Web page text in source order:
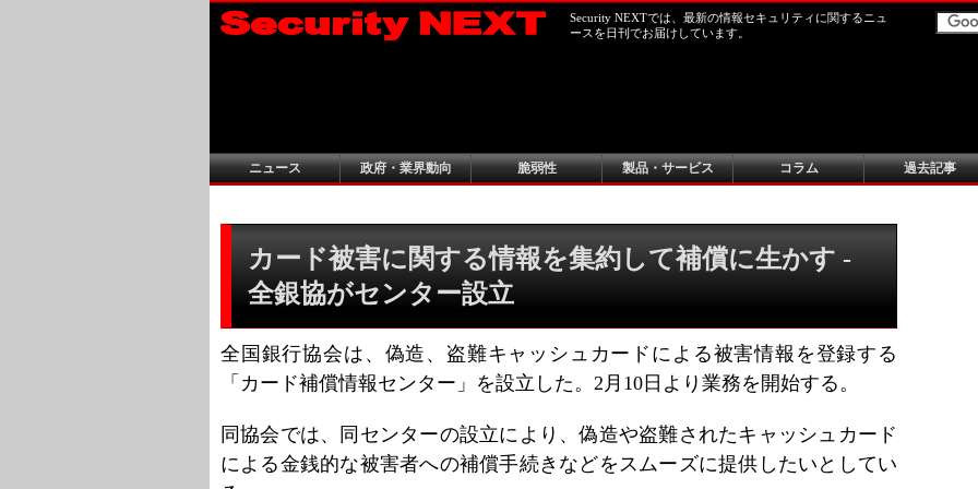
Security NEXTでは、最新の情報セキュリティに関するニュ
ースを日刊でお届けしています。
ニュース 政府・業界動向 脆弱性 製品・サービス コラム 過去記事
カード被害に関する情報を集約して補償に生かす -
全銀協がセンター設立
全国銀行協会は、偽造、盗難キャッシュカードによる被害情報を登録する
「カード補償情報センター」を設立した。2月10日より業務を開始する。
同協会では、同センターの設立により、偽造や盗難されたキャッシュカード
による金銭的な被害者への補償手続きなどをスムーズに提供したいとしてい